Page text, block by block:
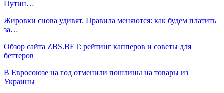
Путин…
Жировки снова удивят. Правила меняются: как будем платить
за…
Обзор сайта ZBS.BET: рейтинг капперов и советы для
беттеров
В Евросоюзе на год отменили пошлины на товары из
Украины